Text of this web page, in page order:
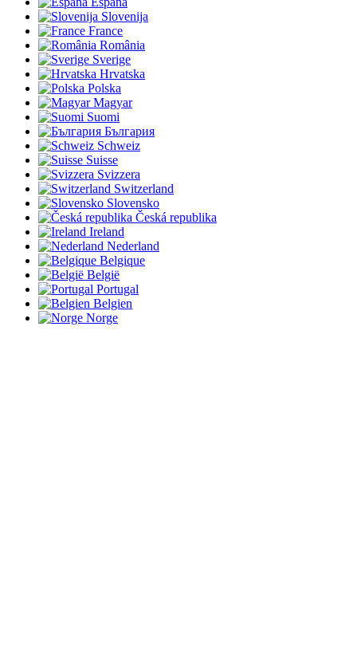
Slovenija
France
România
Sverige
Hrvatska
Polska
Magyar
Suomi
България
Schweiz
Suisse
Svizzera
Switzerland
Slovensko
Česká republika
Ireland
Nederland
Belgique
België
Portugal
Belgien
Norge